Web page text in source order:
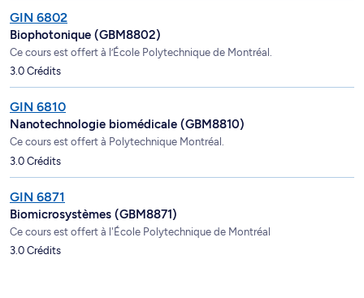
GIN 6802
Biophotonique (GBM8802)
Ce cours est offert à l’École Polytechnique de Montréal.
3.0 Crédits
GIN 6810
Nanotechnologie biomédicale (GBM8810)
Ce cours est offert à Polytechnique Montréal.
3.0 Crédits
GIN 6871
Biomicrosystèmes (GBM8871)
Ce cours est offert à l'École Polytechnique de Montréal
3.0 Crédits